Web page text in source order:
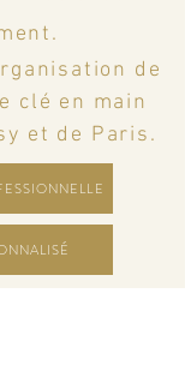
de
clé en main
et de Paris.